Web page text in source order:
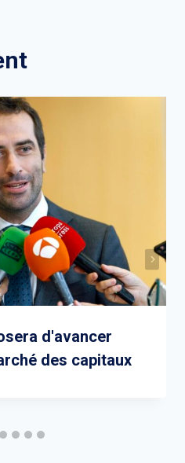
d'avancer
des capitaux